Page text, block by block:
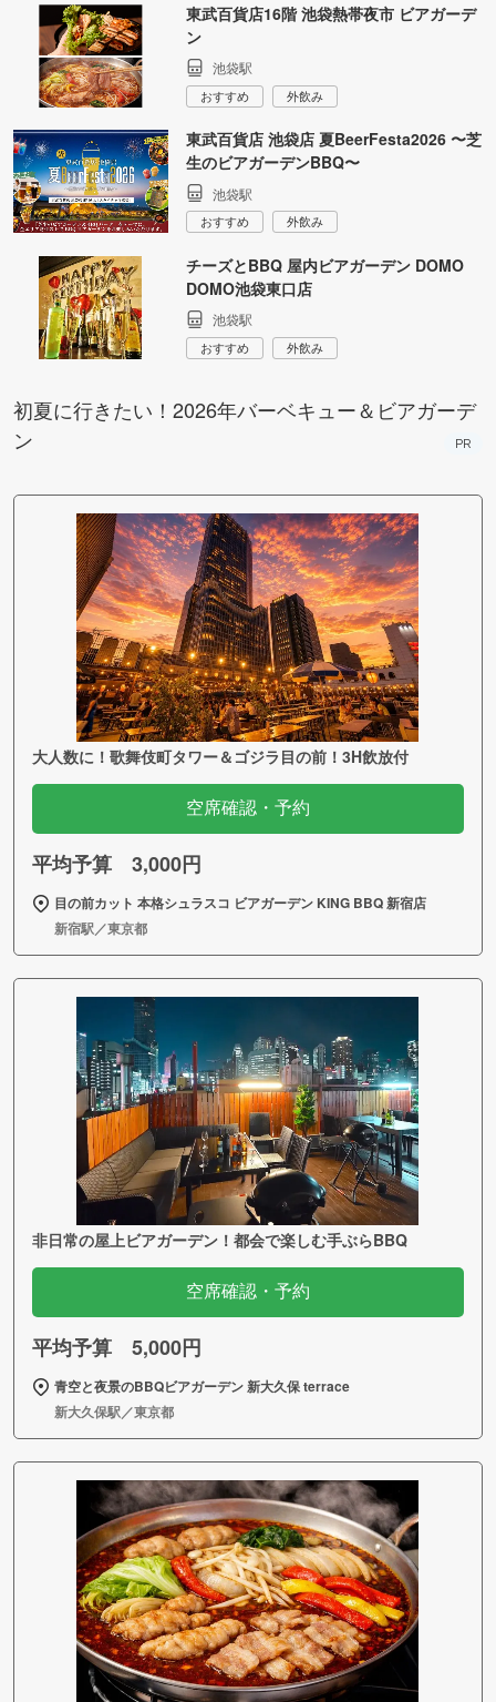
東武百貨店16階 池袋熱帯夜市 ビアガーデ
ン
池袋駅
おすすめ 外飲み
東武百貨店 池袋店 夏BeerFesta2026 〜芝
生のビアガーデンBBQ〜
池袋駅
おすすめ 外飲み
チーズとBBQ 屋内ビアガーデン DOMO
DOMO池袋東口店
池袋駅
おすすめ 外飲み
初夏に行きたい！2026年バーベキュー＆ビアガーデ
ン
PR
大人数に！歌舞伎町タワー＆ゴジラ目の前！3H飲放付
空席確認・予約
平均予算 3,000円
目の前カット 本格シュラスコ ビアガーデン KING BBQ 新宿店
新宿駅／東京都
非日常の屋上ビアガーデン！都会で楽しむ手ぶらBBQ
空席確認・予約
平均予算 5,000円
青空と夜景のBBQビアガーデン 新大久保 terrace
新大久保駅／東京都